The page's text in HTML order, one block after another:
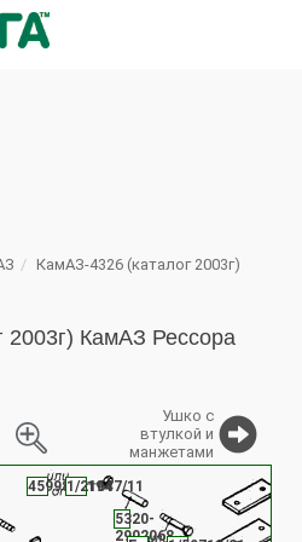
КамАЗ-4326 (каталог 2003г)
2003г) КамАЗ Рессора
%
Ушко с
втулкой и
манжетами
5320-
2902068
4599891194
1/21647/11